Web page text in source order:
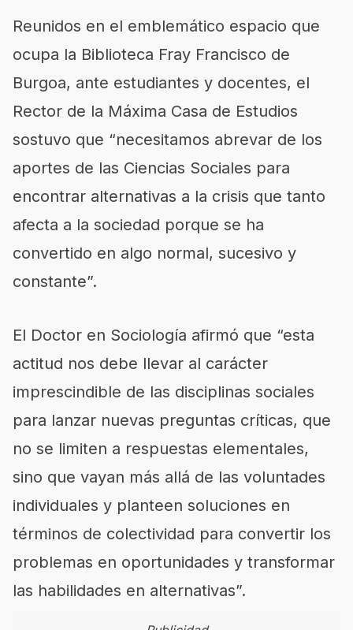
Reunidos en el emblemático espacio que
ocupa la Biblioteca Fray Francisco de
Burgoa, ante estudiantes y docentes, el
Rector de la Máxima Casa de Estudios
sostuvo que “necesitamos abrevar de los
aportes de las Ciencias Sociales para
encontrar alternativas a la crisis que tanto
afecta a la sociedad porque se ha
convertido en algo normal, sucesivo y
constante”.
El Doctor en Sociología afirmó que “esta
actitud nos debe llevar al carácter
imprescindible de las disciplinas sociales
para lanzar nuevas preguntas críticas, que
no se limiten a respuestas elementales,
sino que vayan más allá de las voluntades
individuales y planteen soluciones en
términos de colectividad para convertir los
problemas en oportunidades y transformar
las habilidades en alternativas”.